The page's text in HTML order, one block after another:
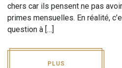
chers car ils pensent ne pas
primes mensuelles. En réalité,
question à […]
PLUS